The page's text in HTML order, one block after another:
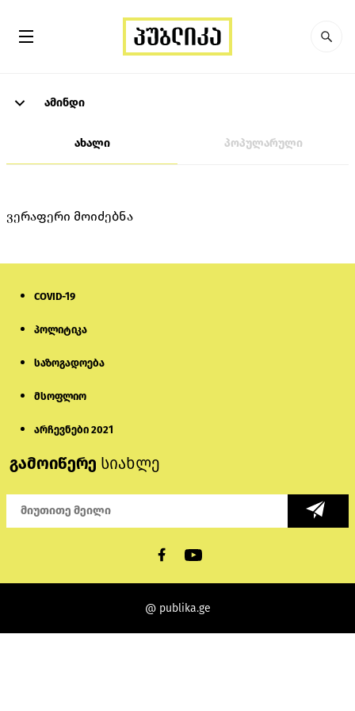
ამინდი
ახალი პოპულარული
ვერაფერი მოიძებნა
COVID-19
პოლიტიკა
საზოგადოება
მსოფლიო
არჩევნები 2021
გამოიწერე სიახლე
@ publika.ge